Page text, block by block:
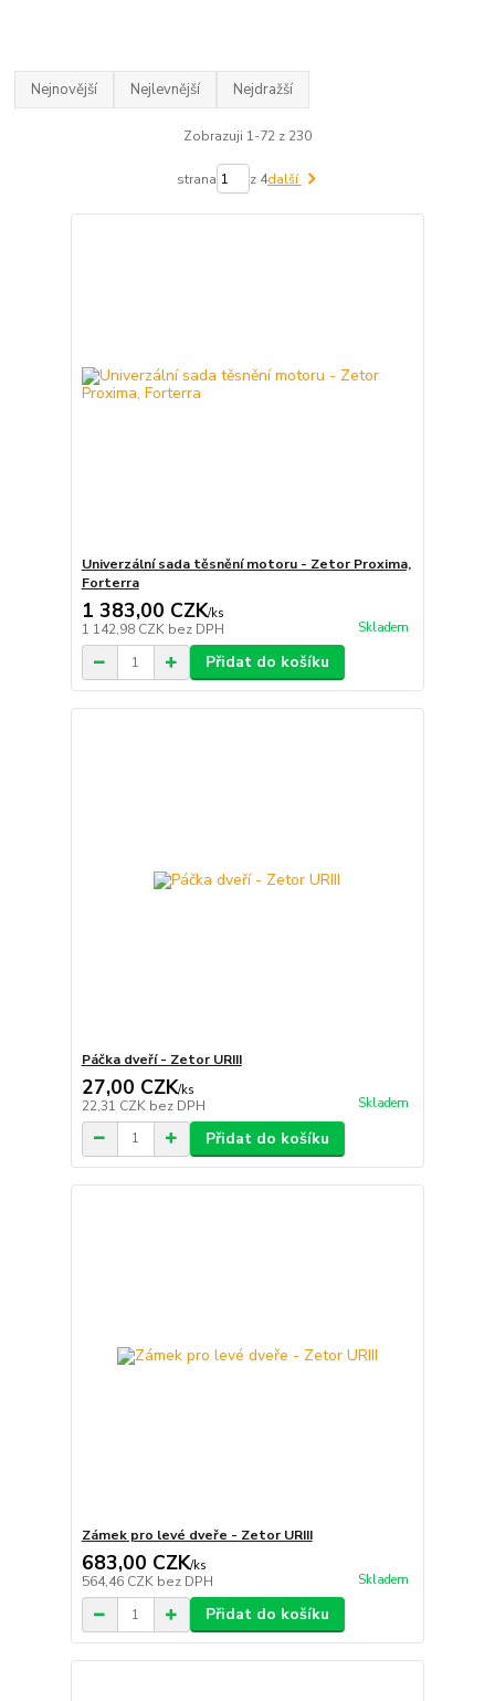
Nejnovější Nejlevnější Nejdražší
Zobrazuji 1-72 z 230
strana z 4další
Univerzální sada těsnění motoru - Zetor Proxima,
Forterra
1 383,00 CZK/ks
1 142,98 CZK bez DPH Skladem
Přidat do košíku
Páčka dveří - Zetor URIII
27,00 CZK/ks
22,31 CZK bez DPH Skladem
Přidat do košíku
Zámek pro levé dveře - Zetor URIII
683,00 CZK/ks
564,46 CZK bez DPH Skladem
Přidat do košíku